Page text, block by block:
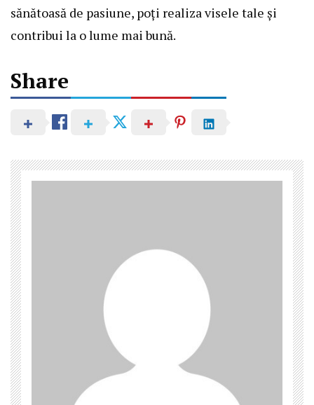
sănătoasă de pasiune, poți realiza visele tale și
contribui la o lume mai bună.
Share